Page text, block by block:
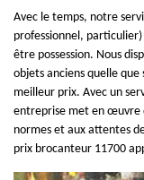
Avec le temps, notre
professionnel,
être possession. Nous
objets anciens quelle que
meilleur prix. Avec un
entreprise met en œuvre
normes et aux attentes
prix brocanteur 11700